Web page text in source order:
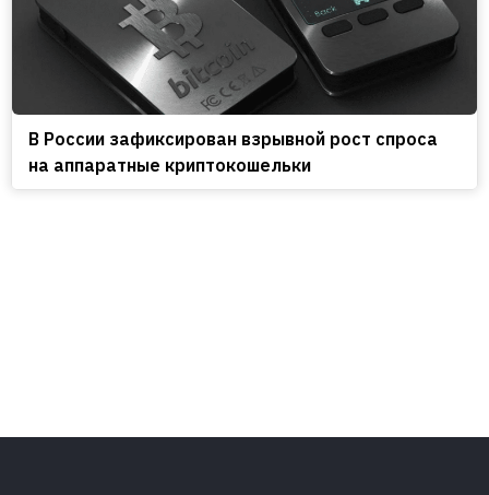
В России зафиксирован взрывной рост спроса
на аппаратные криптокошельки